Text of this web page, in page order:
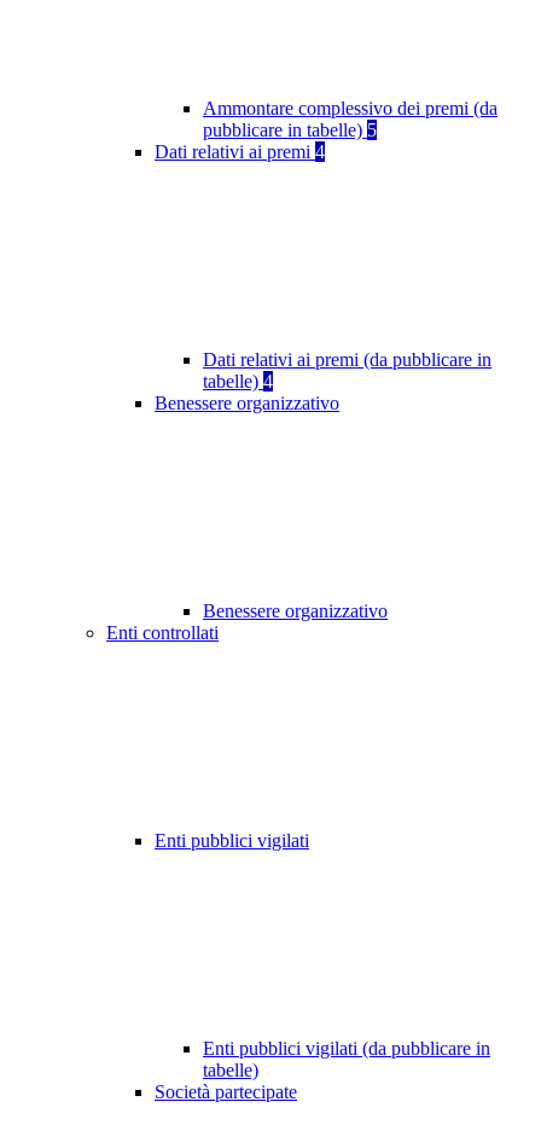
Ammontare complessivo dei premi (da
pubblicare in tabelle) 5
Dati relativi ai premi 4
Dati relativi ai premi (da pubblicare in
tabelle) 4
Benessere organizzativo
Benessere organizzativo
Enti controllati
Enti pubblici vigilati
Enti pubblici vigilati (da pubblicare in
tabelle)
Società partecipate